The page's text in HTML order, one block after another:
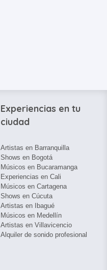
Experiencias en tu
ciudad
Artistas en Barranquilla
Shows en Bogotá
Músicos en Bucaramanga
Experiencias en Cali
Músicos en Cartagena
Shows en Cúcuta
Artistas en Ibagué
Músicos en Medellín
Artistas en Villavicencio
Alquiler de sonido profesional